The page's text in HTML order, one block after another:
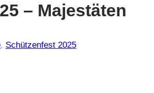
– Majestäten
, Schützenfest 2025